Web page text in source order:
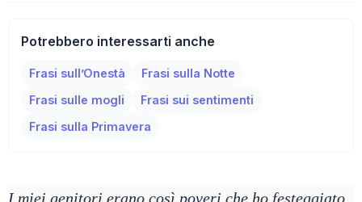
Potrebbero interessarti anche
Frasi sull’Onestà
Frasi sulla Notte
Frasi sulle mogli
Frasi sui sentimenti
Frasi sulla Primavera
I miei genitori erano così poveri che ho festeggiato